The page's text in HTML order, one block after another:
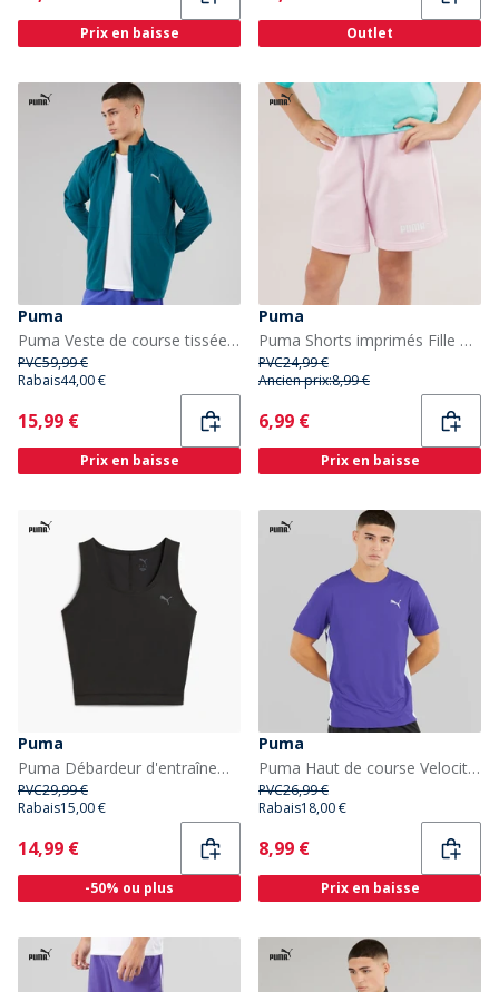
Prix en baisse Outlet
Puma
Puma Veste de course tissée favorite Homme Ocean Tropic
PVC59,99 €
Rabais44,00 €
Current
15,99 €
Prix en baisse
Puma
Puma Shorts imprimés Fille Rose
PVC24,99 €
Ancien prix:8,99 €
Current
6,99 €
Prix en baisse
Puma
Puma Débardeur d'entraînement Cloudspun Twist Femme Puma Black
PVC29,99 €
Rabais15,00 €
Current
14,99 €
-50% ou plus
Puma
Puma Haut de course Velocity Run Homme Lapis Lazuli
PVC26,99 €
Rabais18,00 €
Current
8,99 €
Prix en baisse